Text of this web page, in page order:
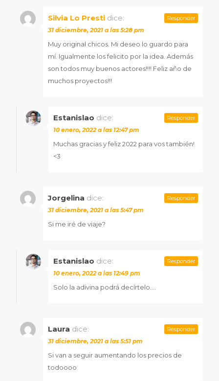
Silvia Lo Presti dice:
31 diciembre, 2021 a las 5:28 pm
Muy original chicos. Mi deseo lo guardo para
mí. Igualmente los felicito por la idea. Además
son todos muy buenos actores!!!! Feliz año de
muchos proyectos!!!
Responder
Estanislao dice:
10 enero, 2022 a las 12:47 pm
Muchas gracias y feliz 2022 para vos también!
<3
Responder
Jorgelina dice:
31 diciembre, 2021 a las 5:47 pm
Si me iré de viaje?
Responder
Estanislao dice:
10 enero, 2022 a las 12:49 pm
Solo la adivina podrá decírtelo….
Responder
Laura dice:
31 diciembre, 2021 a las 5:51 pm
Si van a seguir aumentando los precios de
todoooo
Responder